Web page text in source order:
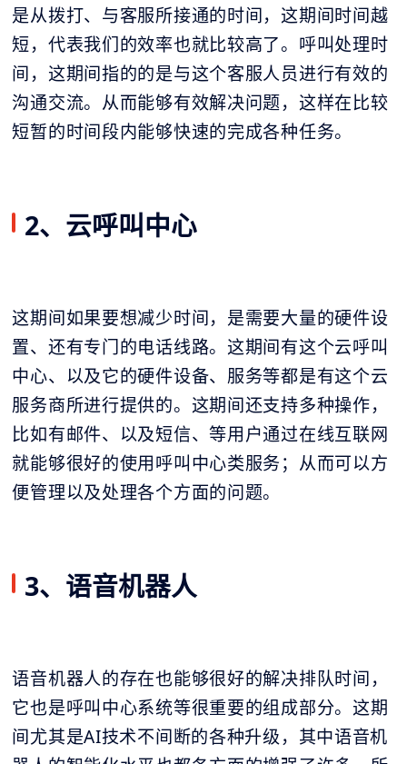
是从拨打、与客服所接通的时间，这期间时间越
短，代表我们的效率也就比较高了。呼叫处理时
间，这期间指的的是与这个客服人员进行有效的
沟通交流。从而能够有效解决问题，这样在比较
短暂的时间段内能够快速的完成各种任务。
2、云呼叫中心
这期间如果要想减少时间，是需要大量的硬件设
置、还有专门的电话线路。这期间有这个云呼叫
中心、以及它的硬件设备、服务等都是有这个云
服务商所进行提供的。这期间还支持多种操作，
比如有邮件、以及短信、等用户通过在线互联网
就能够很好的使用呼叫中心类服务；从而可以方
便管理以及处理各个方面的问题。
3、语音机器人
语音机器人的存在也能够很好的解决排队时间，
它也是呼叫中心系统等很重要的组成部分。这期
间尤其是AI技术不间断的各种升级，其中语音机